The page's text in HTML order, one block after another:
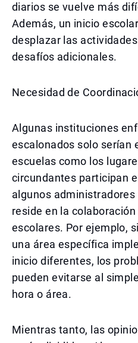
diarios se vuelve más
Además, un inicio
desplazar las
desafíos adicionales.
Necesidad de
Algunas instituciones
escalonados solo serían
escuelas como los
circundantes participan
algunos
reside en la
escolares. Por ejemplo,
una área específica
inicio diferentes, los
pueden evitarse al
hora o área.
Mientras tanto, las